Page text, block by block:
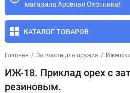
магазина Арсенал Охотника!
КАТАЛОГ ТОВАРОВ
Главная / Запчасти для оружия /
ИЖ-18. Приклад орех с
резиновым.